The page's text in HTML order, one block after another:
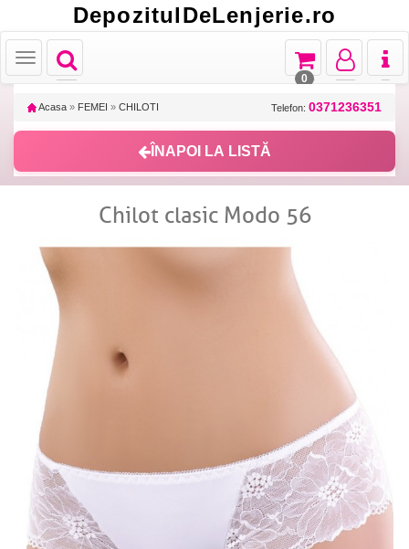
DepozitulDeLenjerie.ro
Toggle
navigation
Toggle
Toggle
navigation
Toggle
navigation
Toggle
navigation
0
Acasa » FEMEI » CHILOTI Telefon: 0371236351
ÎNAPOI LA LISTĂ
Chilot clasic Modo 56